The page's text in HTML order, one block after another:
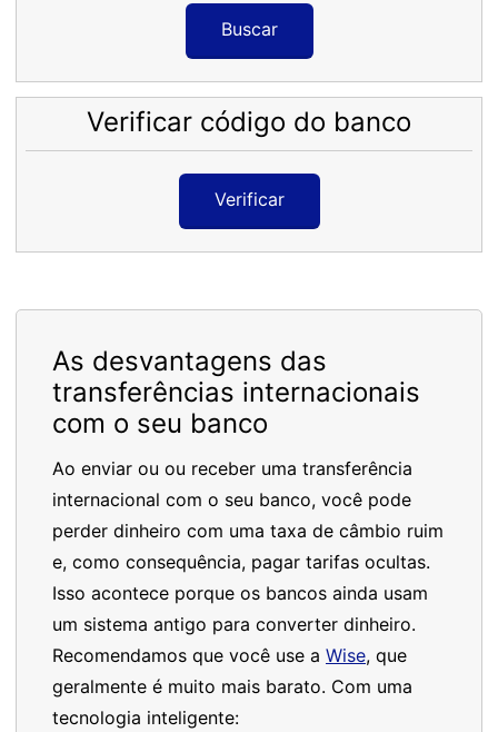
Buscar
Verificar código do banco
Verificar
As desvantagens das
transferências internacionais
com o seu banco
Ao enviar ou ou receber uma transferência
internacional com o seu banco, você pode
perder dinheiro com uma taxa de câmbio ruim
e, como consequência, pagar tarifas ocultas.
Isso acontece porque os bancos ainda usam
um sistema antigo para converter dinheiro.
Recomendamos que você use a Wise, que
geralmente é muito mais barato. Com uma
tecnologia inteligente: